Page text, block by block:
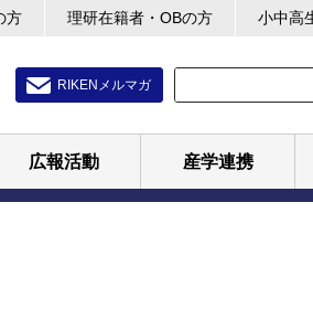
方 理研在籍者・OBの方 小中高
RIKENメルマガ
広報活動 産学連携